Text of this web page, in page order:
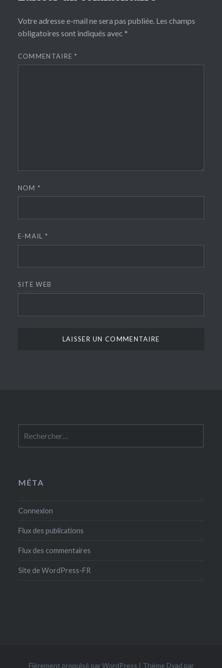
Votre adresse e-mail ne sera pas publiée. Les champs
obligatoires sont indiqués avec *
COMMENTAIRE*
NOM*
E-MAIL *
SITE WEB
MÉTA
Connexion
Flux des publications
Flux des commentaires
Site de WordPress-FR
Fièrement propulsé par WordPress Thème Dyad par